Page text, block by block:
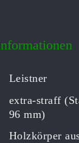
Leistner
extra-straff
96 mm)
Holzkörper